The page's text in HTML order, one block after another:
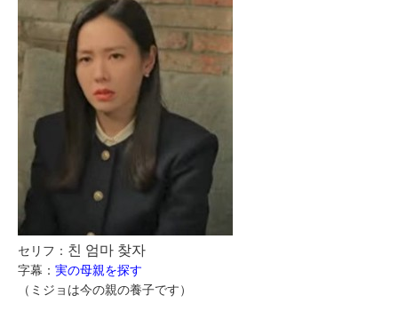
セリフ： 친 엄마 찾자
字幕： 実の母親を探す
（ミジョは今の親の養子です）